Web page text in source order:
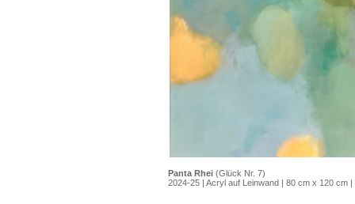
Panta Rhei (Glück Nr. 7)
2024-25 | Acryl auf Leinwand | 80 cm x 120 cm